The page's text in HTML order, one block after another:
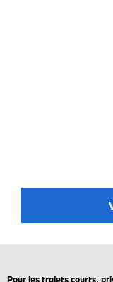
Pour les trajets courts,